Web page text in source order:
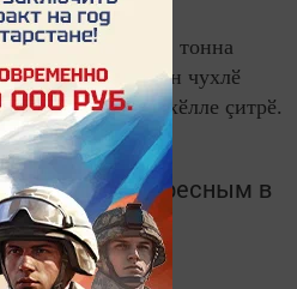
иккен. Çулсем
кăна 1251 тонна
юр та çакăн чухлӗ
тинех хӗлле çитрӗ.
и интересным в